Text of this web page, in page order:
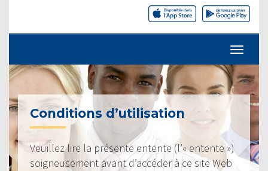
Conditions d’utilisation
Veuillez lire la présente entente (l’« entente »)
soigneusement avant d’accéder à ce site Web